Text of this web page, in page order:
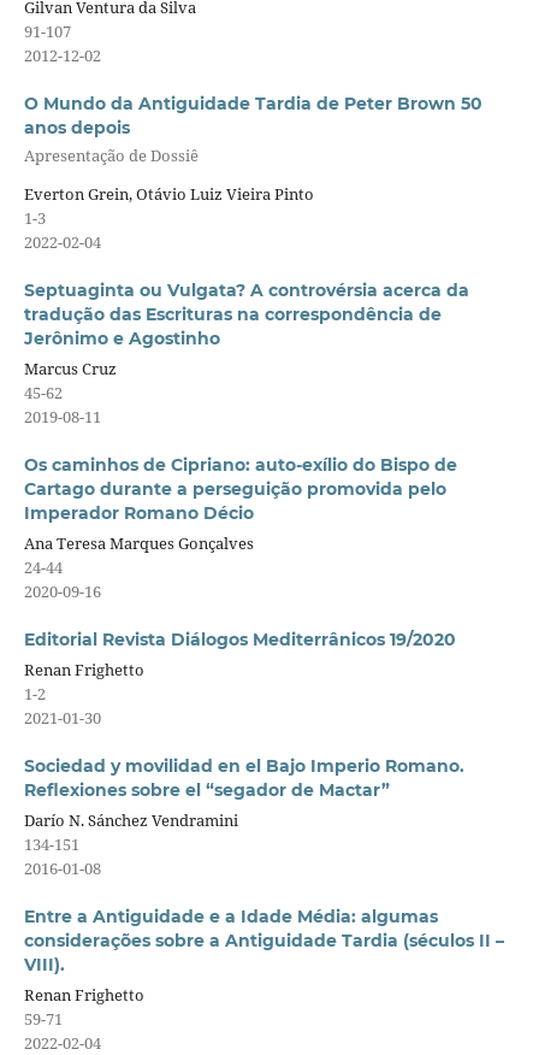
Gilvan Ventura da Silva
91-107
2012-12-02
O Mundo da Antiguidade Tardia de Peter Brown 50
anos depois
Apresentação de Dossiê
Everton Grein, Otávio Luiz Vieira Pinto
1-3
2022-02-04
Septuaginta ou Vulgata? A controvérsia acerca da
tradução das Escrituras na correspondência de
Jerônimo e Agostinho
Marcus Cruz
45-62
2019-08-11
Os caminhos de Cipriano: auto-exílio do Bispo de
Cartago durante a perseguição promovida pelo
Imperador Romano Décio
Ana Teresa Marques Gonçalves
24-44
2020-09-16
Editorial Revista Diálogos Mediterrânicos 19/2020
Renan Frighetto
1-2
2021-01-30
Sociedad y movilidad en el Bajo Imperio Romano.
Reflexiones sobre el “segador de Mactar”
Darío N. Sánchez Vendramini
134-151
2016-01-08
Entre a Antiguidade e a Idade Média: algumas
considerações sobre a Antiguidade Tardia (séculos II –
VIII).
Renan Frighetto
59-71
2022-02-04